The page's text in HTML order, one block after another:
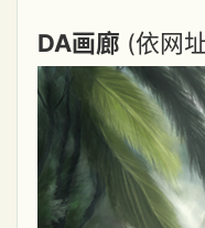
DA画廊 (依网